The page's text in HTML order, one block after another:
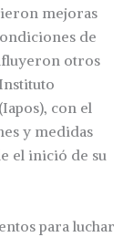
mejoras
de
otros
con el
y medidas
el inició de su
para luchar